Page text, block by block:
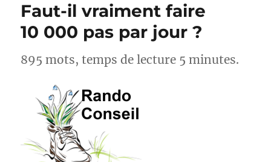
pour
des
avec
Faut-il vraiment faire
10 000 pas par jour ?
895 mots, temps de lecture 5 minutes.